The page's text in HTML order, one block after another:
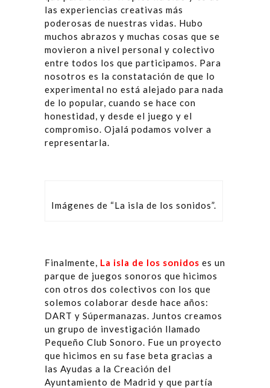
las experiencias creativas más
poderosas de nuestras vidas. Hubo
muchos abrazos y muchas cosas que se
movieron a nivel personal y colectivo
entre todos los que participamos. Para
nosotros es la constatación de que lo
experimental no está alejado para nada
de lo popular, cuando se hace con
honestidad, y desde el juego y el
compromiso. Ojalá podamos volver a
representarla.
Imágenes de “La isla de los sonidos”.
Finalmente, La isla de los sonidos es un
parque de juegos sonoros que hicimos
con otros dos colectivos con los que
solemos colaborar desde hace años:
DART y Súpermanazas. Juntos creamos
un grupo de investigación llamado
Pequeño Club Sonoro. Fue un proyecto
que hicimos en su fase beta gracias a
las Ayudas a la Creación del
Ayuntamiento de Madrid y que partía